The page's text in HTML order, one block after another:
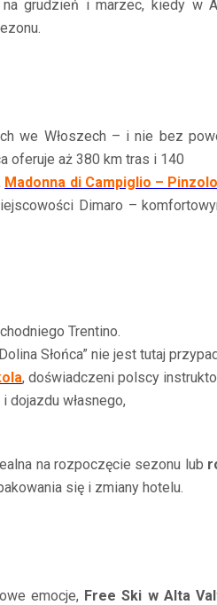
grudzień i marzec, kiedy w
we Włoszech – i nie bez
oferuje aż 380 km tras i 140
Madonna di Campiglio – Pinzolo
Dimaro –
Trentino.
Słońca” nie jest tutaj
, doświadczeni polscy
dojazdu własnego,
na rozpoczęcie sezonu lub
się i zmiany hotelu.
emocje, Free Ski w Alta